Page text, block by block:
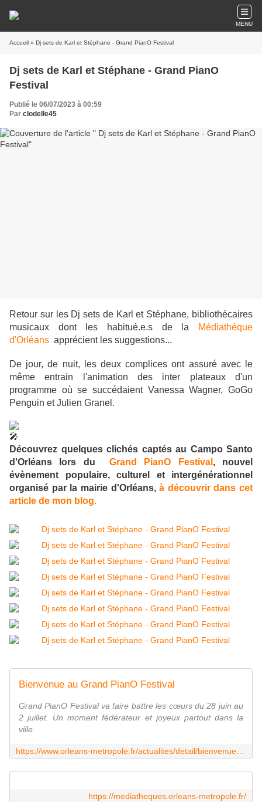
MENU
Accueil » Dj sets de Karl et Stéphane - Grand PianO Festival
Dj sets de Karl et Stéphane - Grand PianO
Festival
Publié le 06/07/2023 à 00:59
Par clodelle45
Retour sur les Dj sets de Karl et Stéphane, bibliothécaires
musicaux dont les habitué.e.s de la
Médiathèque
d'Orléans apprécient les suggestions...
De jour, de nuit, les deux complices ont assuré avec le
même entrain l'animation des inter plateaux d'un
programme où se succédaient Vanessa Wagner,GoGo
Penguin etJulien Granel .
Découvrez quelques clichés captés au Campo Santo
d'Orléans lors du
Grand PianO Festival , nouvel
évènement populaire, culturel et intergénérationnel
organisé par la mairie d'Orléans,à découvrir dans cet
article de mon blog.
Bienvenue au Grand PianO Festival
Grand PianO Festival va faire battre les cœurs du 28 juin au
2 juillet. Un moment fédérateur et joyeux partout dans la
ville.
https://mediatheques.orleans-metropole.fr/